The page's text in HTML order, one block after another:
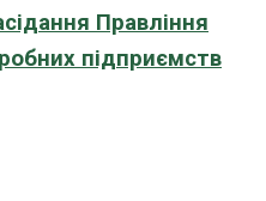
Правління
підприємств